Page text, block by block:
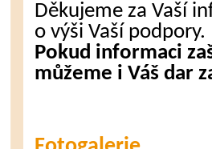
Děkujeme za Vaší
o výši Vaší podpory.
Pokud informaci
můžeme i Váš dar